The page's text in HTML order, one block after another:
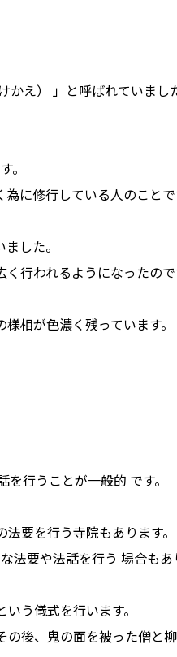
かえ） 」と呼ばれていまし
。
に修行している人のことで
した。
行われるようになったので
相が色濃く残っています。
行うことが一般的 です。
要を行う寺院もあります。
法要や法話を行う 場合もあ
う儀式を行います。
後、鬼の面を被った僧と